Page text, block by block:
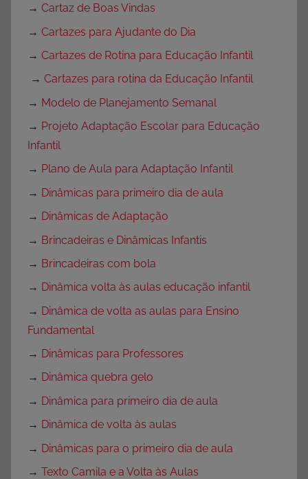
→ Cartaz de Boas Vindas
→ Cartazes para Ajudante do Dia
→ Cartazes de Rotina para Educação Infantil
→ Cartazes para rotina da Educação Infantil
→ Modelo de Planejamento Semanal
→ Projeto Adaptação Escolar para Educação
Infantil
→ Plano de Aula para Adaptação Infantil
→ Dinâmicas para primeiro dia de aula
→ Dinâmicas de Adaptação
→ Brincadeiras e Dinâmicas Infantis
→ Brincadeiras com bola
→ Dinâmica volta às aulas educação infantil
→ Dinâmica de volta as aulas para Ensino
Fundamental
→ Dinâmicas para Professores
→ Dinâmica quebra gelo
→ Dinâmica para primeiro dia de aula
→ Dinâmica de volta às aulas
→ Dinâmicas para o primeiro dia de aula
→ Texto Camila e a Volta às Aulas